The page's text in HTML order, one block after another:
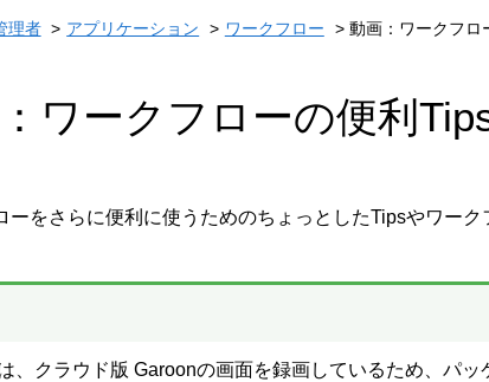
理者 アプリケーション ワークフロー 動画：ワークフロ
ワークフローの便利
ーをさらに便利に使うためのちょっとしたTipsやワーク
、クラウド版 Garoonの画面を録画しているため、パ